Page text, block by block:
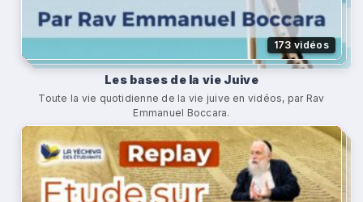
173 vidéos
Les bases de la vie Juive
Toute la vie quotidienne de la vie juive en vidéos, par Rav
Emmanuel Boccara.